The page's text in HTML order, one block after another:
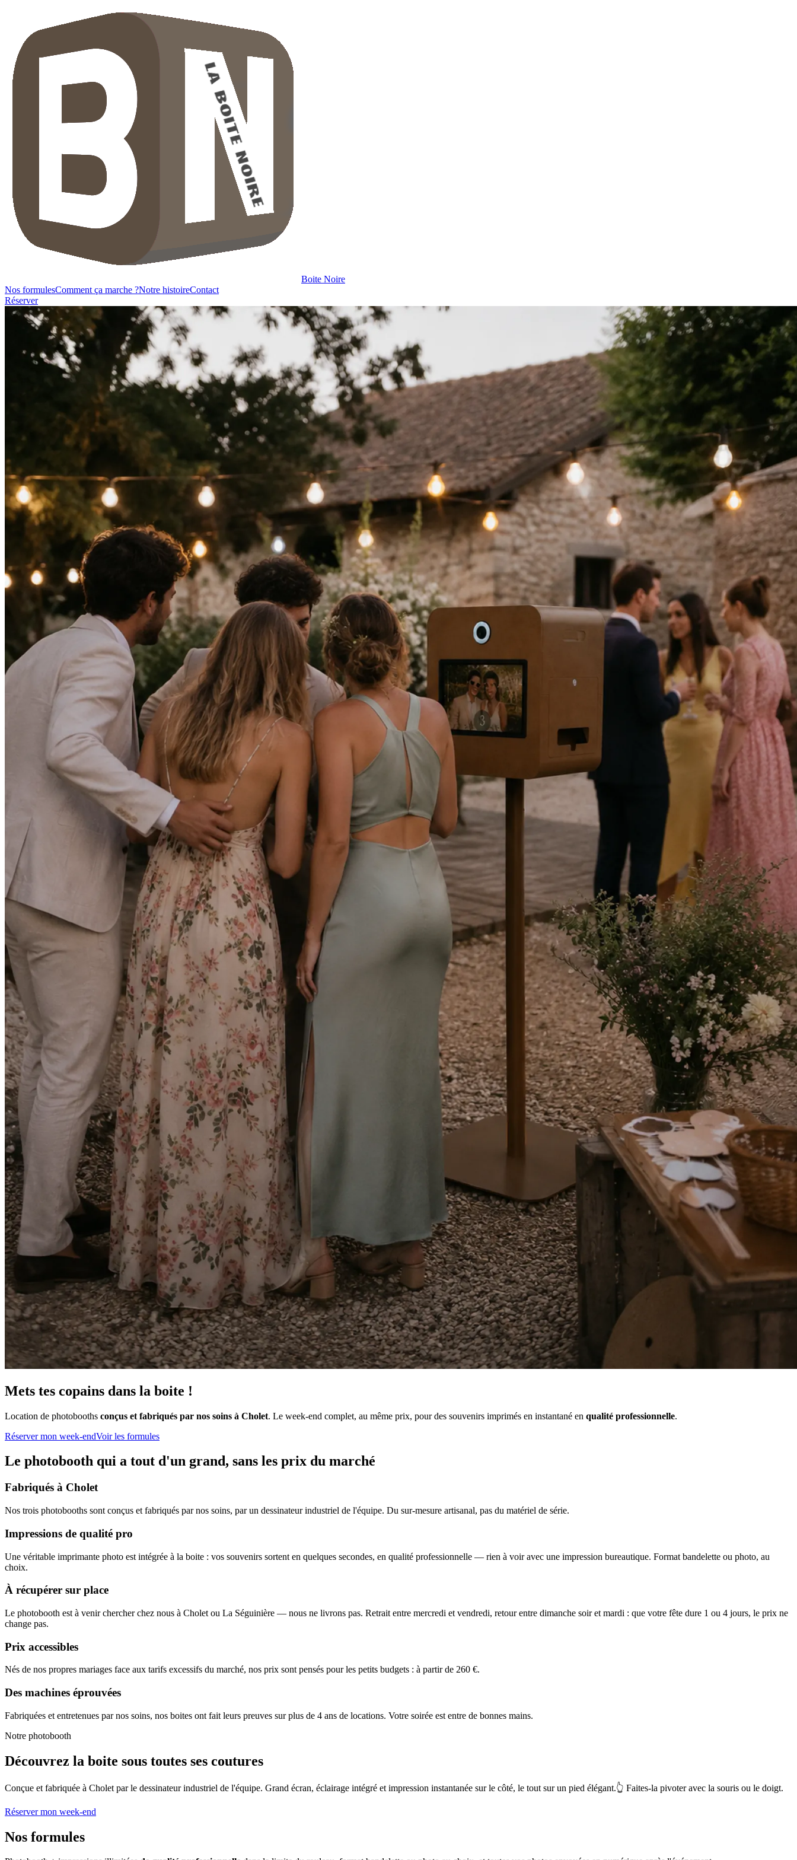
Boite Noire
Nos formulesComment ça marche ?Notre histoireContact
Réserver
Mets tes copains dans la boite !
Location de photobooths conçus et fabriqués par nos soins à Cholet. Le week-end complet, au même prix, pour des souvenirs imprimés en instantané en qualité professionnelle.
Réserver mon week-endVoir les formules
Le photobooth qui a tout d'un grand, sans les prix du marché
Fabriqués à Cholet
Nos trois photobooths sont conçus et fabriqués par nos soins, par un dessinateur industriel de l'équipe. Du sur-mesure artisanal, pas du matériel de série.
Impressions de qualité pro
Une véritable imprimante photo est intégrée à la boite : vos souvenirs sortent en quelques secondes, en qualité professionnelle — rien à voir avec une impression bureautique. Format bandelette ou photo, au
choix.
À récupérer sur place
Le photobooth est à venir chercher chez nous à Cholet ou La Séguinière — nous ne livrons pas. Retrait entre mercredi et vendredi, retour entre dimanche soir et mardi : que votre fête dure 1 ou 4 jours, le prix ne
change pas.
Prix accessibles
Nés de nos propres mariages face aux tarifs excessifs du marché, nos prix sont pensés pour les petits budgets : à partir de 260 €.
Des machines éprouvées
Fabriquées et entretenues par nos soins, nos boites ont fait leurs preuves sur plus de 4 ans de locations. Votre soirée est entre de bonnes mains.
Notre photobooth
Découvrez la boite sous toutes ses coutures
Conçue et fabriquée à Cholet par le dessinateur industriel de l'équipe. Grand écran, éclairage intégré et impression instantanée sur le côté, le tout sur un pied élégant.👆 Faites-la pivoter avec la souris ou le doigt.
Réserver mon week-end
Nos formules